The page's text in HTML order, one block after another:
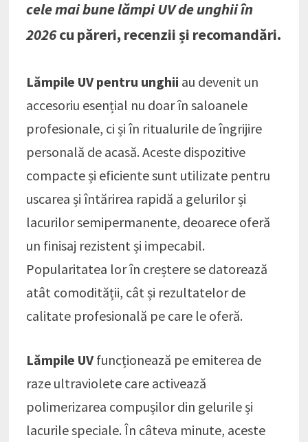
cele mai bune lămpi UV de unghii în
2026cu păreri, recenzii și recomandări.
Lămpile UV pentru unghii au devenit un
accesoriu esențial nu doar în saloanele
profesionale, ci și în ritualurile de îngrijire
personală de acasă. Aceste dispozitive
compacte și eficiente sunt utilizate pentru
uscarea și întărirea rapidă a gelurilor și
lacurilor semipermanente, deoarece oferă
un finisaj rezistent și impecabil.
Popularitatea lor în creștere se datorează
atât comodității, cât și rezultatelor de
calitate profesională pe care le oferă.
Lămpile UVfuncționează pe emiterea de
raze ultraviolete care activează
polimerizarea compușilor din gelurile și
lacurile speciale. În câteva minute, aceste